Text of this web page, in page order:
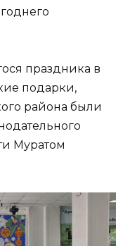
праздника в
подарки,
района были
Муратом